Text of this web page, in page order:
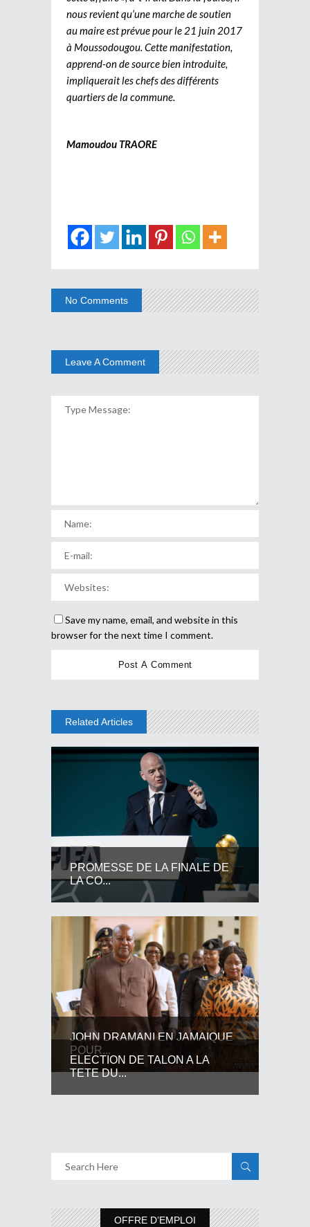
nous revient qu’une marche de soutien
au maire est prévue pour le 21 juin 2017
à Moussodougou. Cette manifestation,
apprend-on de source bien introduite,
impliquerait les chefs des différents
quartiers de la commune.
Mamoudou TRAORE
No Comments
Leave A Comment
Save my name, email, and website in this
browser for the next time I comment.
Related Articles
PROMESSE DE LA FINALE DE
LA CO...
JOHN DRAMANI EN JAMAIQUE
POUR...
ELECTION DE TALON A LA
TETE DU...
OFFRE D’EMPLOI